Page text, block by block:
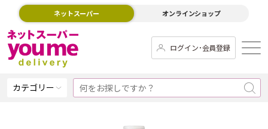
ネットスーパー オンラインショップ
ログイン･会員登録
カテゴリー